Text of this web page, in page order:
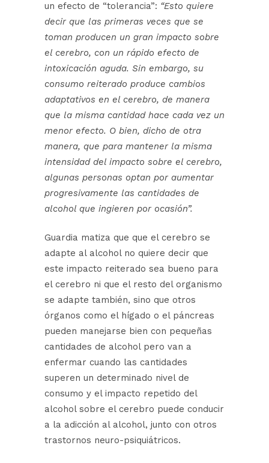
un efecto de “tolerancia”: “Esto quiere
decir que las primeras veces que se
toman producen un gran impacto sobre
el cerebro, con un rápido efecto de
intoxicación aguda. Sin embargo, su
consumo reiterado produce cambios
adaptativos en el cerebro, de manera
que la misma cantidad hace cada vez un
menor efecto. O bien, dicho de otra
manera, que para mantener la misma
intensidad del impacto sobre el cerebro,
algunas personas optan por aumentar
progresivamente las cantidades de
alcohol que ingieren por ocasión”.
Guardia matiza que que el cerebro se
adapte al alcohol no quiere decir que
este impacto reiterado sea bueno para
el cerebro ni que el resto del organismo
se adapte también, sino que otros
órganos como el hígado o el páncreas
pueden manejarse bien con pequeñas
cantidades de alcohol pero van a
enfermar cuando las cantidades
superen un determinado nivel de
consumo y el impacto repetido del
alcohol sobre el cerebro puede conducir
a la adicción al alcohol, junto con otros
trastornos neuro-psiquiátricos.